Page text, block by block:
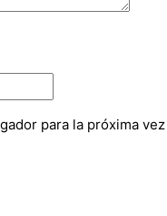
para la próxima